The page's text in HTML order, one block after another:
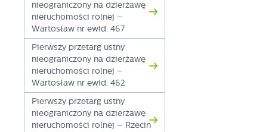
nieograniczony na dzierżawę
nieruchomości rolnej –
Wartosław nr ewid. 467
Pierwszy przetarg ustny
nieograniczony na dzierżawę
nieruchomości rolnej –
Wartosław nr ewid. 462
Pierwszy przetarg ustny
nieograniczony na dzierżawę
nieruchomości rolnej – Rzecin